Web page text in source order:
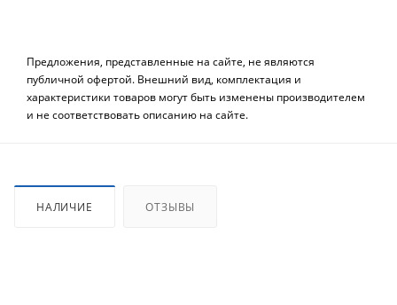
Предложения, представленные на сайте, не являются
публичной офертой. Внешний вид, комплектация и
характеристики товаров могут быть изменены производителем
и не соответствовать описанию на сайте.
НАЛИЧИЕ ОТЗЫВЫ